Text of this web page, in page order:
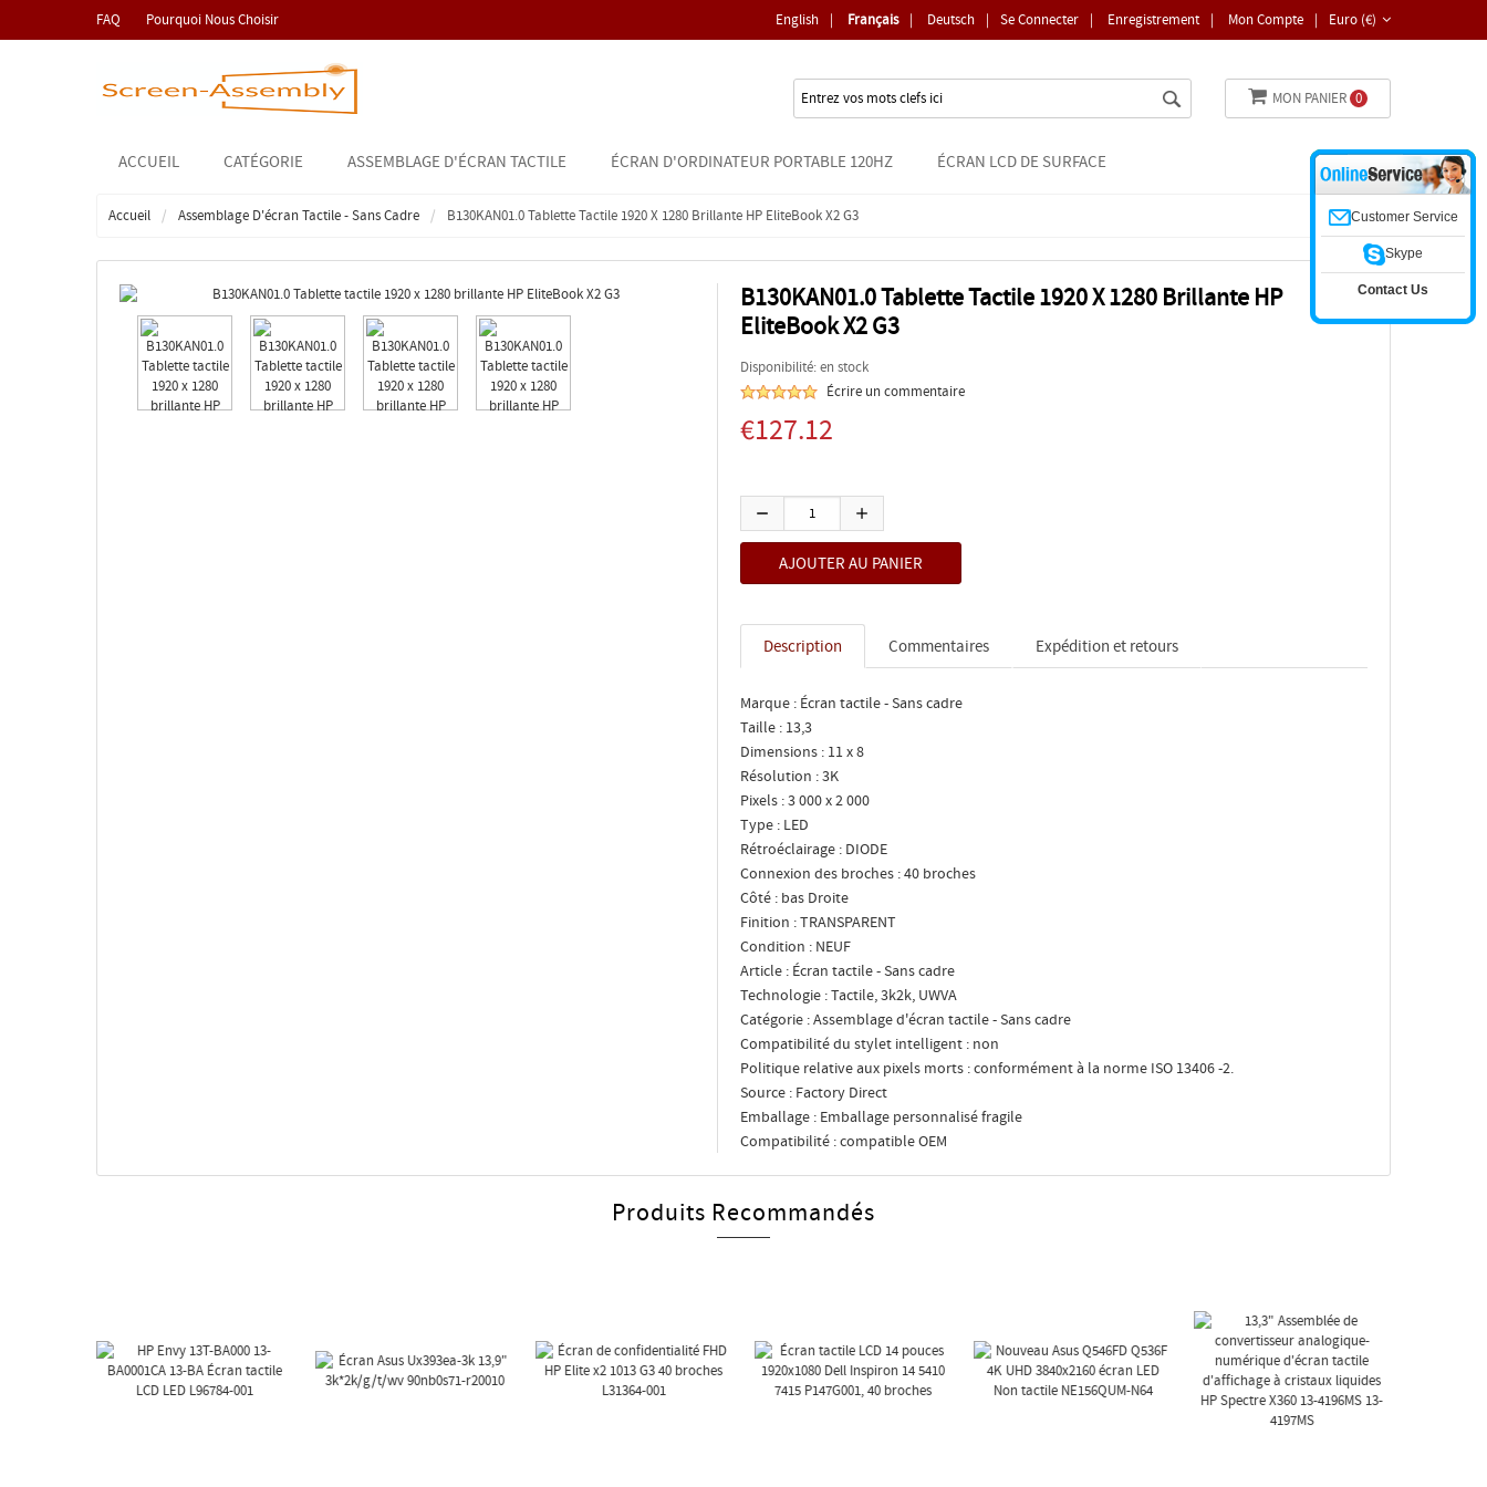
FAQ Pourquoi Nous Choisir Euro (€)
Se Connecter | Enregistrement | Mon Compte |
English | Français | Deutsch |
MON PANIER 0
ACCUEIL CATÉGORIE ASSEMBLAGE D'ÉCRAN TACTILE ÉCRAN D'ORDINATEUR PORTABLE 120HZ ÉCRAN LCD DE SURFACE
Accueil Assemblage D'écran Tactile - Sans Cadre B130KAN01.0 Tablette Tactile 1920 X 1280 Brillante HP EliteBook X2 G3
B130KAN01.0 Tablette Tactile 1920 X 1280 Brillante HP
EliteBook X2 G3
Disponibilité: en stock
Écrire un commentaire
€127.12
Description Commentaires Expédition et retours
Marque : Écran tactile - Sans cadre
Taille : 13,3
Dimensions : 11 x 8
Résolution : 3K
Pixels : 3 000 x 2 000
Type : LED
Rétroéclairage : DIODE
Connexion des broches : 40 broches
Côté : bas Droite
Finition : TRANSPARENT
Condition : NEUF
Article : Écran tactile - Sans cadre
Technologie : Tactile, 3k2k, UWVA
Catégorie : Assemblage d'écran tactile - Sans cadre
Compatibilité du stylet intelligent : non
Politique relative aux pixels morts : conformément à la norme ISO 13406 -2.
Source : Factory Direct
Emballage : Emballage personnalisé fragile
Compatibilité : compatible OEM
Produits Recommandés
Customer Service
Skype
Contact Us